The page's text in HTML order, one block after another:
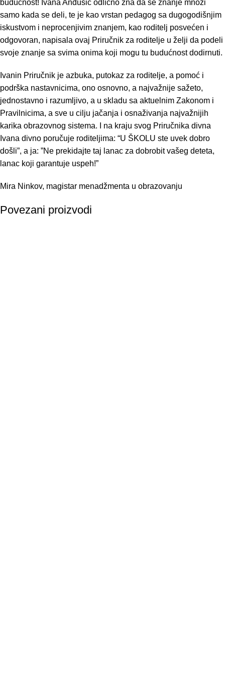
budućnost! Ivana Anđušić odlično zna da se znanje množi
samo kada se deli, te je kao vrstan pedagog sa dugogodišnjim
iskustvom i neprocenjivim znanjem, kao roditelj posvećen i
odgovoran, napisala ovaj Priručnik za roditelje u želji da podeli
svoje znanje sa svima onima koji mogu tu budućnost dodirnuti.
Ivanin Priručnik je azbuka, putokaz za roditelje, a pomoć i
podrška nastavnicima, ono osnovno, a najvažnije sažeto,
jednostavno i razumljivo, a u skladu sa aktuelnim Zakonom i
Pravilnicima, a sve u cilju jačanja i osnaživanja najvažnijih
karika obrazovnog sistema. I na kraju svog Priručnika divna
Ivana divno poručuje roditeljima: “U ŠKOLU ste uvek dobro
došli”, a ja: ”Ne prekidajte taj lanac za dobrobit vašeg deteta,
lanac koji garantuje uspeh!”
Mira Ninkov, magistar menadžmenta u obrazovanju
Povezani proizvodi